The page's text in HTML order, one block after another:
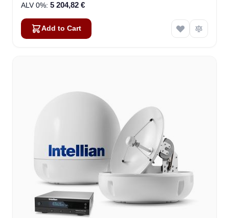
5 204,82 €
Add to Cart